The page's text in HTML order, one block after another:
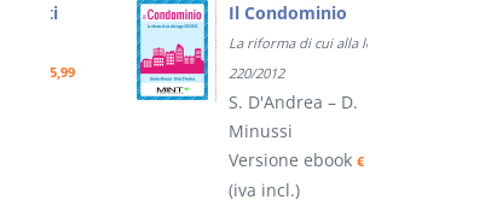
Il Condominio
La riforma di cui alla legge
220/2012
S. D'Andrea – D.
Versione ebook€ 6,99
(iva incl.)